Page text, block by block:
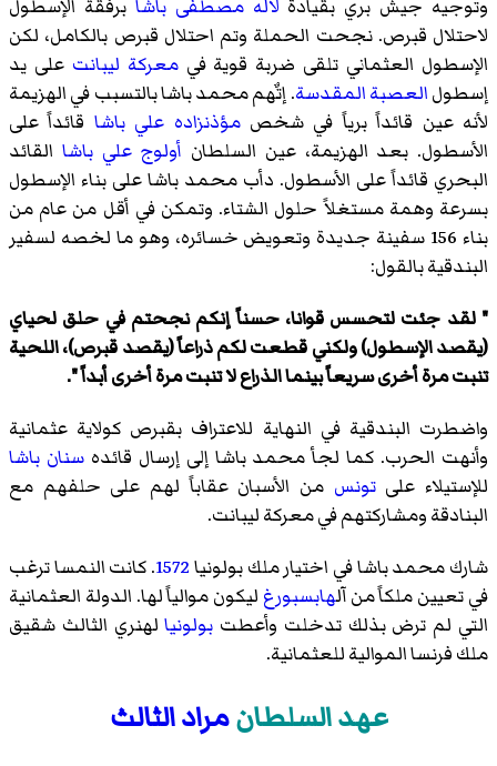
وتوجيه جيش بري بقيادة لاله مصطفى باشا برفقة الإسطول
لاحتلال قبرص. نجحت الحملة وتم احتلال قبرص بالكامل، لكن
الإسطول العثماني تلقى ضربة قوية فيمعركة ليبانت على يد
إسطولالعصبة المقدسة. إتٌهم محمد باشا بالتسبب في الهزيمة
لأنه عين قائداً برياً في شخصمؤذنزاده علي باشا قائداً على
الأسطول. بعد الهزيمة، عين السلطان أولوج علي باشا القائد
البحري قائداً على الأسطول. دأب محمد باشا على بناء الإسطول
بسرعة وهمة مستغلاً حلول الشتاء. وتمكن في أقل من عام من
بناء 156 سفينة جديدة وتعويض خسائره، وهو ما لخصه لسفير
البندقية بالقول:
" لقد جئت لتحسس قوانا، حسناً إنكم نجحتم في حلق لحياي
(يقصد الإسطول) ولكني قطعت لكم ذراعاً (يقصد قبرص)، اللحية
تنبت مرة أخرى سريعاً بينما الذراع لا تنبت مرة أخرى أبداً ".
واضطرت البندقية في النهاية للاعتراف بقبرص كولاية عثمانية
وأنهت الحرب. كما لجأ محمد باشا إلى إرسال قائدهسنان باشا
للإستيلاء علىتونس من الأسبان عقاباً لهم على حلفهم مع
البنادقة ومشاركتهم في معركة ليبانت.
شارك محمد باشا في اختيار ملك بولونيا1572. كانت النمسا ترغب
في تعيين ملكاً من آلهابسبورغ ليكون موالياً لها. الدولة العثمانية
التي لم ترض بذلك تدخلت وأعطت بولونيالهنري الثالث شقيق
ملك فرنسا الموالية للعثمانية.
عهد السلطانمراد الثالث